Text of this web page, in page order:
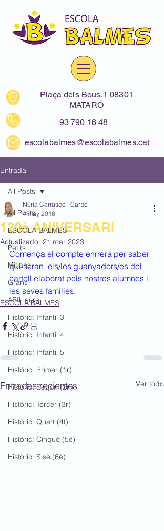
Plaça dels Bous,1 08301
MATARÓ
93 790 16 48
escolabalmes@escolabalmes.cat
Entrada
All Posts
ESCOLA BALMES
Petits
Mitjans
Grans
AEILleure
Històric: Infantil 3
Històric: Infantil 4
Històric: Infantil 5
Històric: Primer (1r)
Històric: Segon (2n)
Històric: Tercer (3r)
Històric: Quart (4t)
Històric: Cinquè (5è)
Històric: Sisè (6è)
All Posts
120è ANIVERSARI
Núria Carrasco i Carbó
4 may 2016
Actualizado: 21 mar 2023
Comença el compte enrrera per saber
qui seran, els/les guanyadors/es del
cartell elaborat pels nostres alumnes i
les seves famílies.
ESCOLA BALMES
Entradas recientes Ver todo